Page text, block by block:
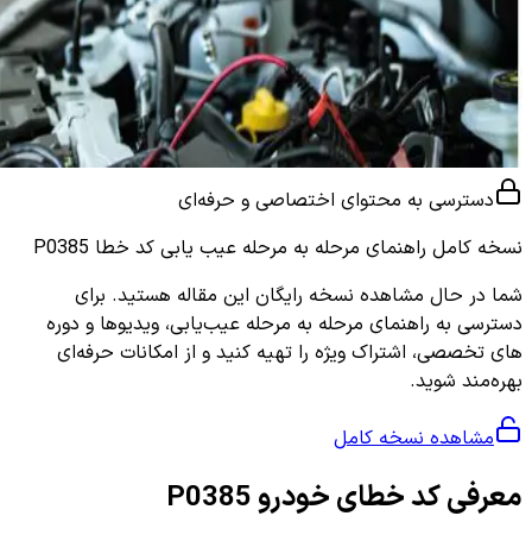
دسترسی به محتوای اختصاصی و حرفه‌ای
نسخه کامل راهنمای مرحله به مرحله عیب یابی کد خطا P0385
شما در حال مشاهده نسخه رایگان این مقاله هستید. برای
دسترسی به راهنمای مرحله به مرحله عیب‌یابی، ویدیوها و دوره
های تخصصی، اشتراک ویژه را تهیه کنید و از امکانات حرفه‌ای
بهره‌مند شوید.
مشاهده نسخه کامل
معرفی کد خطای خودرو P0385